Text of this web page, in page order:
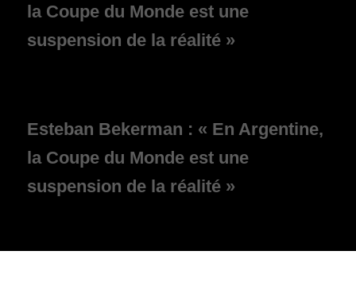
la Coupe du Monde est une
suspension de la réalité »
Esteban Bekerman : « En Argentine,
la Coupe du Monde est une
suspension de la réalité »